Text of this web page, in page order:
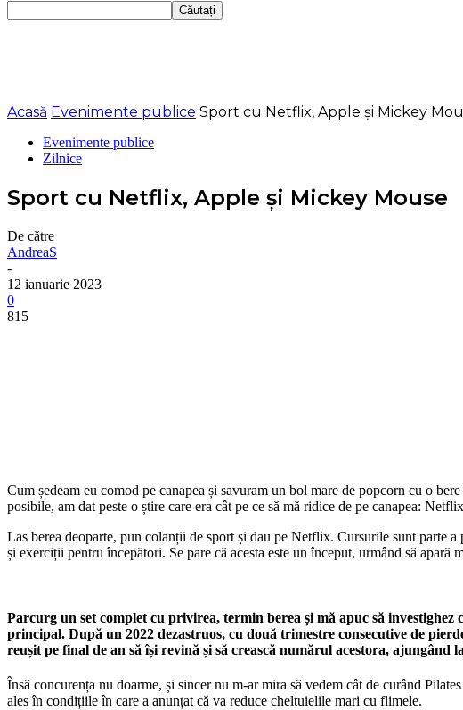
Acasă Evenimente publice Sport cu Netflix, Apple și Mickey
Evenimente publice
Zilnice
Sport cu Netflix, Apple și Mickey Mouse
De către
AndreaS
-
12 ianuarie 2023
0
815
Cum ședeam eu comod pe canapea și savuram un bol mare de popcorn cu o
posibile, am dat peste o știre care era cât pe ce să mă ridice de pe canapea:
Las berea deoparte, pun colanții de sport și dau pe Netflix. Cursurile sunt
și exerciții pentru începători. Se pare că acesta este un început, urmând să apară
Parcurg un set complet cu privirea, termin berea și mă apuc să
principal. După un 2022 dezastruos, cu două trimestre consecutive de
reușit pe final de an să își revină și să crească numărul acestora, ajungând
Însă concurența nu doarme, și sincer nu m-ar mira să vedem cât de curând
ales în condițiile în care a anunțat că va reduce cheltuielile mari cu flimele.